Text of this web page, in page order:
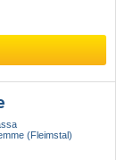
(Fleimstal)